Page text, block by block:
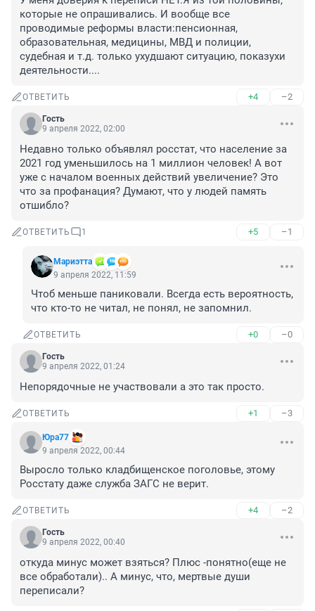
которые не опрашивались. И вообще все
проводимые реформы власти:пенсионная,
образовательная, медицины, МВД и полиции,
судебная и т.д. только ухудшают ситуацию, показухи
деятельности....
ОТВЕТИТЬ +4 –2
Гость
9 апреля 2022, 02:00
Недавно только объявлял росстат, что население за
2021 год уменьшилось на 1 миллион человек! А вот
уже с началом военных действий увеличение? Это
что за профанация? Думают, что у людей память
отшибло?
ОТВЕТИТЬ 1 +5 –1
Мариэтта
9 апреля 2022, 11:59
Чтоб меньше паниковали. Всегда есть вероятность,
что кто-то не читал, не понял, не запомнил.
ОТВЕТИТЬ +0 –0
Гость
9 апреля 2022, 01:24
Непорядочные не участвовали а это так просто.
ОТВЕТИТЬ +1 –3
Юра77
9 апреля 2022, 00:44
Выросло только кладбищенское поголовье, этому
Росстату даже служба ЗАГС не верит.
ОТВЕТИТЬ +4 –2
Гость
9 апреля 2022, 00:40
откуда минус может взяться? Плюс -понятно(еще не
все обработали).. А минус, что, мертвые души
переписали?